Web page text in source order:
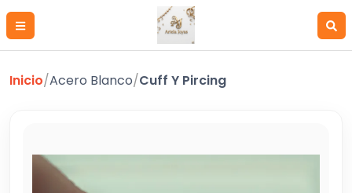
Inicio/Acero Blanco/Cuff Y Pircing